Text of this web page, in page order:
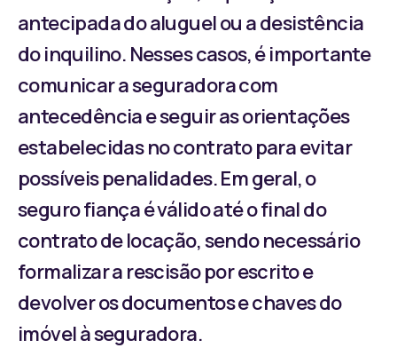
antecipada do aluguel ou a desistência
do inquilino. Nesses casos, é importante
comunicar a seguradora com
antecedência e seguir as orientações
estabelecidas no contrato para evitar
possíveis penalidades. Em geral, o
seguro fiança é válido até o final do
contrato de locação, sendo necessário
formalizar a rescisão por escrito e
devolver os documentos e chaves do
imóvel à seguradora.